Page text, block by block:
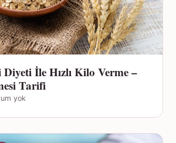
İle Hızlı Kilo Verme –
Tarifi
yok